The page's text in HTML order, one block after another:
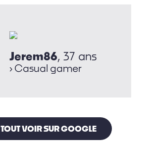
Jerem86, 37 ans
› Casual gamer
TOUT VOIR SUR GOOGLE